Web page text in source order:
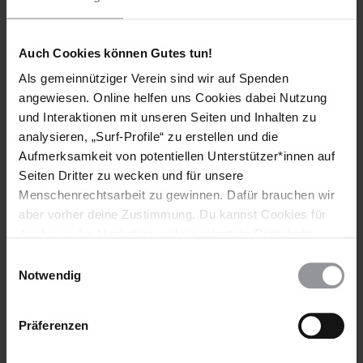
Auch Cookies können Gutes tun!
Als gemeinnütziger Verein sind wir auf Spenden
angewiesen. Online helfen uns Cookies dabei Nutzung
und Interaktionen mit unseren Seiten und Inhalten zu
analysieren, „Surf-Profile“ zu erstellen und die
Aufmerksamkeit von potentiellen Unterstützer*innen auf
Seiten Dritter zu wecken und für unsere
Menschenrechtsarbeit zu gewinnen. Dafür brauchen wir
aber vorher deine Zustimmung. Du kannst Cookies für
wieder ändern. Diesen Banner kannst Du über den Link
Notwendig
Präferenzen
räumte der Ministerpräsident ein, dass es Probleme gebe, die
warnten vor den schädlichen Auswirkungen von
Staudammprojekten auf die Lebensgrundlagen von Menschen
und die Umwelt.
Weitere Informationen
Länder
Meinungsfreiheit